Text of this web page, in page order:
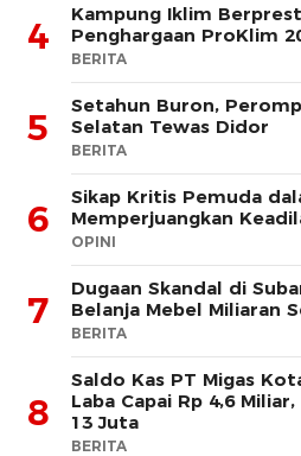
4
Kampung Iklim
Penghargaan ProKlim
BERITA
5
Setahun Buron,
Selatan Tewas Didor
BERITA
6
Sikap Kritis Pemuda
Memperjuangkan
OPINI
7
Dugaan Skandal di
Belanja Mebel Miliaran
BERITA
8
Saldo Kas PT Migas
Laba Capai Rp 4,6
13 Juta
BERITA